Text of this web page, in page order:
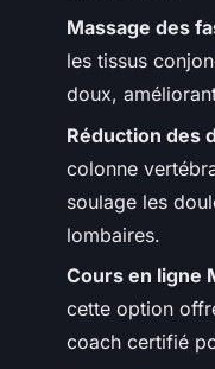
Massage des
les tissus
doux,
Réduction des
colonne
soulage les
lombaires.
Cours en ligne
cette option
coach certifié